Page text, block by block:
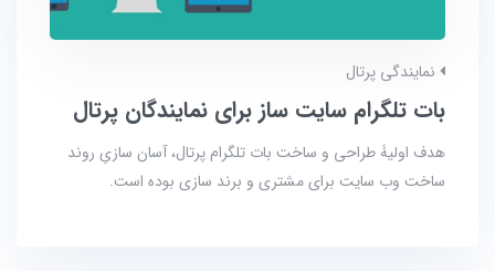
نمایندگی پرتال
بات تلگرام سایت ساز برای نمایندگان پرتال
هدف اولیۀ طراحی و ساخت بات تلگرام پرتال، آسان سازیِ روند
ساخت وب سایت برای مشتری و برند سازی بوده است.